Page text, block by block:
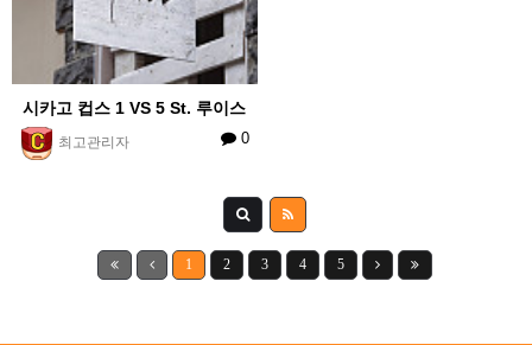
시카고 컵스 1 VS 5 St. 루이스
최고관리자 0
1 2 3 4 5